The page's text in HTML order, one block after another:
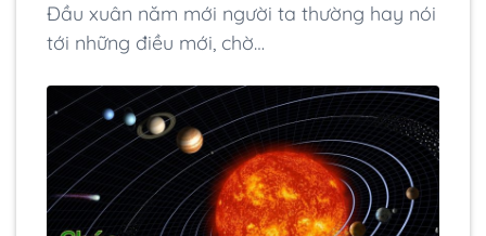
Đầu xuân năm mới người ta thường hay nói
tới những điều mới, chờ…